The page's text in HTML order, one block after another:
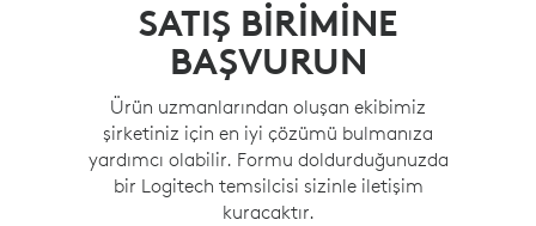
SATIŞ BİRİMİNE
BAŞVURUN
Ürün uzmanlarından oluşan ekibimiz
şirketiniz için en iyi çözümü bulmanıza
yardımcı olabilir. Formu doldurduğunuzda
bir Logitech temsilcisi sizinle iletişim
kuracaktır.